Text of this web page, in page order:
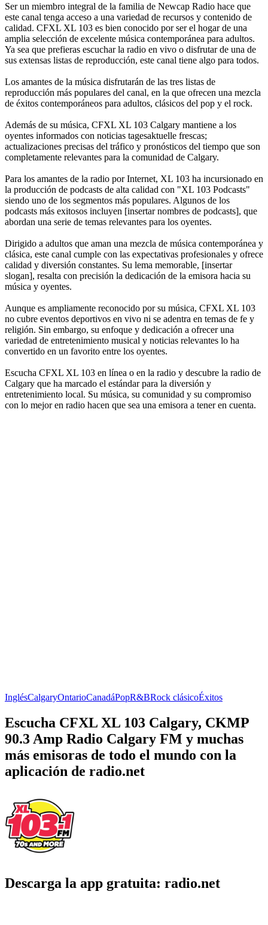
Ser un miembro integral de la familia de Newcap Radio hace que
este canal tenga acceso a una variedad de recursos y contenido de
calidad. CFXL XL 103 es bien conocido por ser el hogar de una
amplia selección de excelente música contemporánea para adultos.
Ya sea que prefieras escuchar la radio en vivo o disfrutar de una de
sus extensas listas de reproducción, este canal tiene algo para todos.
Los amantes de la música disfrutarán de las tres listas de
reproducción más populares del canal, en la que ofrecen una mezcla
de éxitos contemporáneos para adultos, clásicos del pop y el rock.
Además de su música, CFXL XL 103 Calgary mantiene a los
oyentes informados con noticias tagesaktuelle frescas;
actualizaciones precisas del tráfico y pronósticos del tiempo que son
completamente relevantes para la comunidad de Calgary.
Para los amantes de la radio por Internet, XL 103 ha incursionado en
la producción de podcasts de alta calidad con "XL 103 Podcasts"
siendo uno de los segmentos más populares. Algunos de los
podcasts más exitosos incluyen [insertar nombres de podcasts], que
abordan una serie de temas relevantes para los oyentes.
Dirigido a adultos que aman una mezcla de música contemporánea y
clásica, este canal cumple con las expectativas profesionales y ofrece
calidad y diversión constantes. Su lema memorable, [insertar
slogan], resalta con precisión la dedicación de la emisora hacia su
música y oyentes.
Aunque es ampliamente reconocido por su música, CFXL XL 103
no cubre eventos deportivos en vivo ni se adentra en temas de fe y
religión. Sin embargo, su enfoque y dedicación a ofrecer una
variedad de entretenimiento musical y noticias relevantes lo ha
convertido en un favorito entre los oyentes.
Escucha CFXL XL 103 en línea o en la radio y descubre la radio de
Calgary que ha marcado el estándar para la diversión y
entretenimiento local. Su música, su comunidad y su compromiso
con lo mejor en radio hacen que sea una emisora a tener en cuenta.
InglésCalgaryOntarioCanadáPopR&BRock clásicoÉxitos
Escucha CFXL XL 103 Calgary, CKMP
90.3 Amp Radio Calgary FM y muchas
más emisoras de todo el mundo con la
aplicación de radio.net
Descarga la app gratuita: radio.net